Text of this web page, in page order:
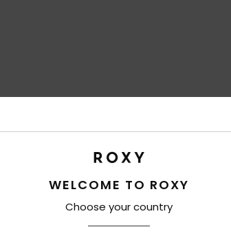
WELCOME TO ROXY
Choose your country